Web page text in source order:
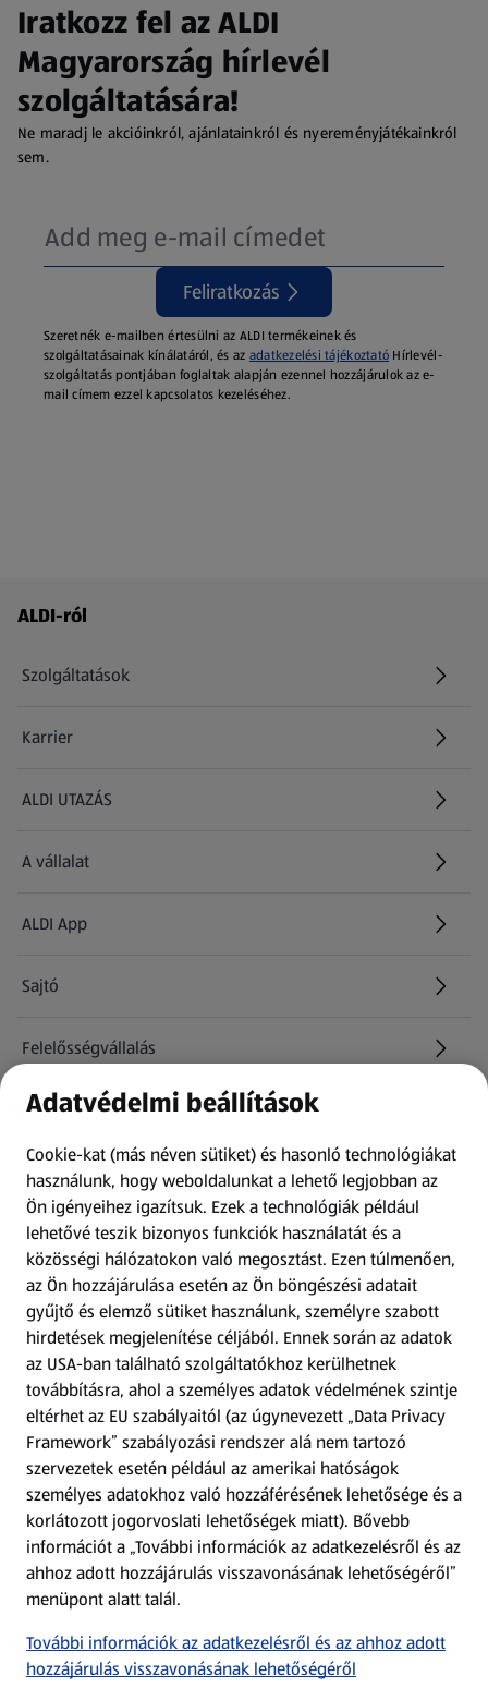
Iratkozz fel az ALDI
Magyarország hírlevél
szolgáltatására!
Ne maradj le akcióinkról, ajánlatainkról és nyereményjátékainkról
sem.
Feliratkozás
Szeretnék e-mailben értesülni az ALDI termékeinek és
szolgáltatásainak kínálatáról, és az adatkezelési tájékoztató Hírlevél-
szolgáltatás pontjában foglaltak alapján ezennel hozzájárulok az e-
mail címem ezzel kapcsolatos kezeléséhez.
Láblécmenü - további linkek
ALDI-ról
Szolgáltatások
Karrier
(új oldalon nyílik meg)
ALDI UTAZÁS
(új oldalon nyílik meg)
A vállalat
ALDI App
Sajtó
Felelősségvállalás
Információk
Kérdőív
Fizetési lehetőségek
ALDI utalványok
Árcsökkentés
Adattörlő alkalmazás
Szervizpont
(új oldalon nyílik meg)
Fedezz fel minket az interneten!
Töltsd le az ALDI Magyarország applikációt!
Adatvédelmi beállítások
Cookie-kat (más néven sütiket) és hasonló technológiákat
használunk, hogy weboldalunkat a lehető legjobban az
Ön igényeihez igazítsuk. Ezek a technológiák például
lehetővé teszik bizonyos funkciók használatát és a
közösségi hálózatokon való megosztást. Ezen túlmenően,
az Ön hozzájárulása esetén az Ön böngészési adatait
gyűjtő és elemző sütiket használunk, személyre szabott
hirdetések megjelenítése céljából. Ennek során az adatok
az USA-ban található szolgáltatókhoz kerülhetnek
továbbításra, ahol a személyes adatok védelmének szintje
eltérhet az EU szabályaitól (az úgynevezett „Data Privacy
Framework” szabályozási rendszer alá nem tartozó
szervezetek esetén például az amerikai hatóságok
személyes adatokhoz való hozzáférésének lehetősége és a
korlátozott jogorvoslati lehetőségek miatt). Bővebb
információt a „További információk az adatkezelésről és az
ahhoz adott hozzájárulás visszavonásának lehetőségéről”
menüpont alatt talál.
További információk az adatkezelésről és az ahhoz adott
hozzájárulás visszavonásának lehetőségéről